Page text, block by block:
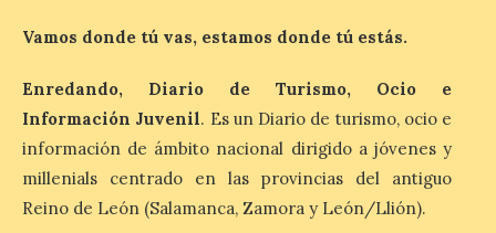
precio
económica (116€/noche),
pero también una de las
más agotadas: solo un 4%
de alojamientos libres.
Vamos donde tú vas, estamos donde tú estás.
Enredando, Diario de Turismo, Ocio e
Información Juvenil. Es un Diario de turismo, ocio e
información de ámbito nacional dirigido a jóvenes y
millenials centrado en las provincias del antiguo
Reino de León (Salamanca, Zamora y León/Llión).